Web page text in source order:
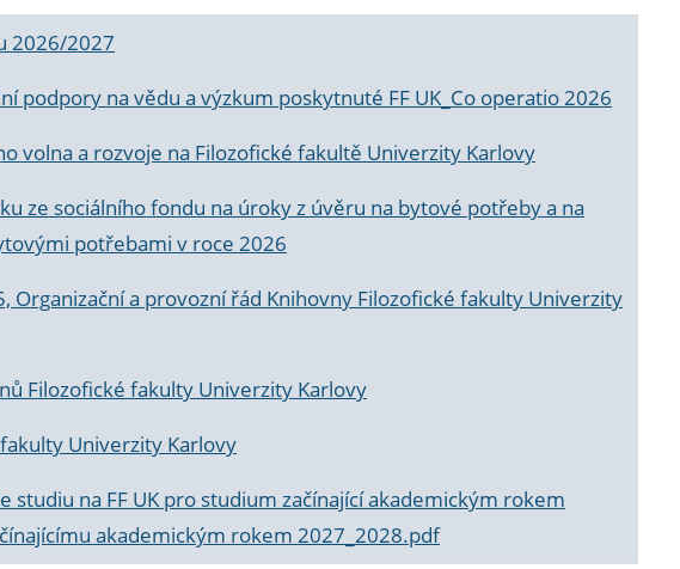
2026/2027
podpory na vědu a výzkum poskytnuté FF UK_Co operatio 2026
volna a rozvoje na Filozofické fakultě Univerzity Karlovy
ze sociálního fondu na úroky z úvěru na bytové potřeby a na
potřebami v roce 2026
Organizační a provozní řád Knihovny Filozofické fakulty Univerzity
Filozofické fakulty Univerzity Karlovy
Univerzity Karlovy
na FF UK pro studium začínající akademickým rokem
akademickým rokem 2027_2028.pdf